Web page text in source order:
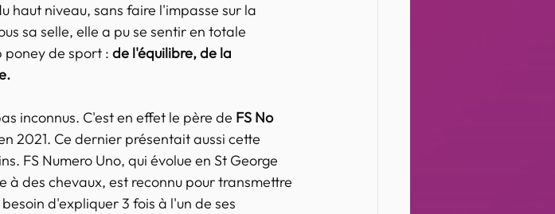
haut niveau, sans faire l'impasse sur la
sa selle, elle a pu se sentir en totale
poney de sport : de l'équilibre, de la
inconnus. C'est en effet le père de FS No
2021. Ce dernier présentait aussi cette
FS Numero Uno, qui évolue en St George
à des chevaux, est reconnu pour transmettre
d'expliquer 3 fois à l'un de ses